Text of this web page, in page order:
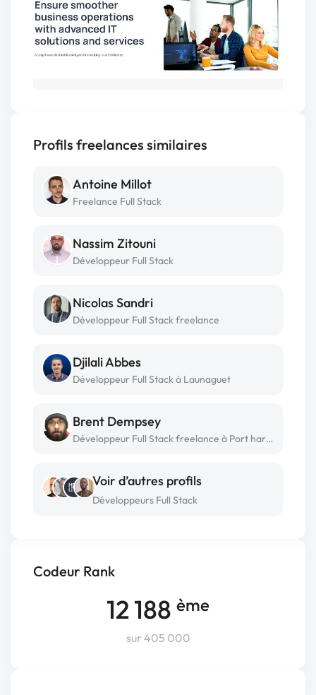
Codeur Rank
12 188 ème
sur 405 000
Profils freelances similaires
Antoine Millot
Freelance Full Stack
Nassim Zitouni
Développeur Full Stack
Nicolas Sandri
Développeur Full Stack freelance
Djilali Abbes
Développeur Full Stack à Launaguet
Brent Dempsey
Développeur Full Stack freelance à Port hardy
Voir d’autres profils
Développeurs Full Stack